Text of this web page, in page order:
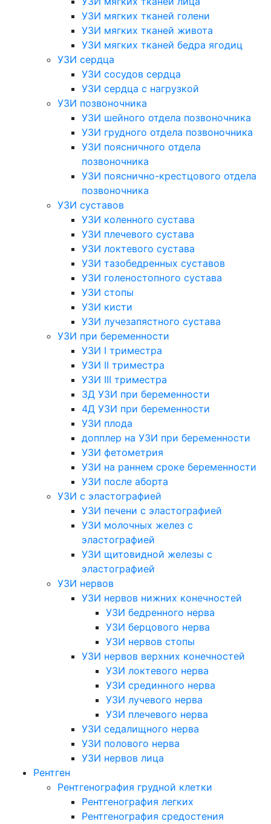
УЗИ мягких тканей голени
УЗИ мягких тканей живота
УЗИ мягких тканей бедра ягодиц
УЗИ сердца
УЗИ сосудов сердца
УЗИ сердца с нагрузкой
УЗИ позвоночника
УЗИ шейного отдела позвоночника
УЗИ грудного отдела позвоночника
УЗИ поясничного отдела
позвоночника
УЗИ пояснично-крестцового отдела
позвоночника
УЗИ суставов
УЗИ коленного сустава
УЗИ плечевого сустава
УЗИ локтевого сустава
УЗИ тазобедренных суставов
УЗИ голеностопного сустава
УЗИ стопы
УЗИ кисти
УЗИ лучезапястного сустава
УЗИ при беременности
УЗИ I триместра
УЗИ II триместра
УЗИ III триместра
3Д УЗИ при беременности
4Д УЗИ при беременности
УЗИ плода
допплер на УЗИ при беременности
УЗИ фетометрия
УЗИ на раннем сроке беременности
УЗИ после аборта
УЗИ с эластографией
УЗИ печени с эластографией
УЗИ молочных желез с
эластографией
УЗИ щитовидной железы с
эластографией
УЗИ нервов
УЗИ нервов нижних конечностей
УЗИ бедренного нерва
УЗИ берцового нерва
УЗИ нервов стопы
УЗИ нервов верхних конечностей
УЗИ локтевого нерва
УЗИ срединного нерва
УЗИ лучевого нерва
УЗИ плечевого нерва
УЗИ седалищного нерва
УЗИ полового нерва
УЗИ нервов лица
Рентген
Рентгенография грудной клетки
Рентгенография легких
Рентгенография средостения